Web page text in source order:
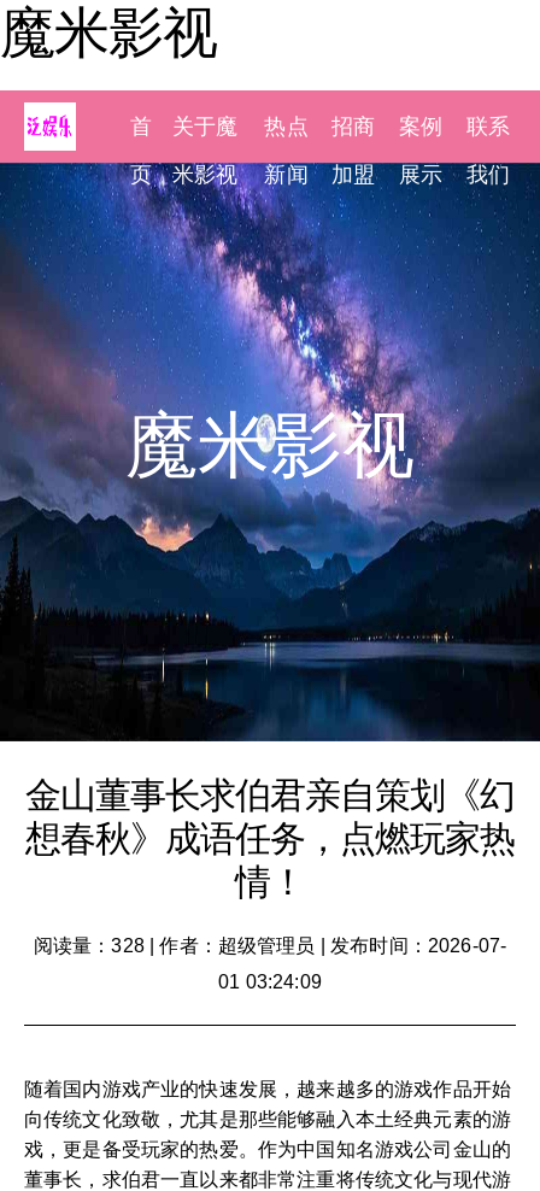
魔米影视
首
页
关于魔
米影视
热点
新闻
招商
加盟
案例
展示
联系
我们
魔米影视
金山董事长求伯君亲自策划《幻
想春秋》成语任务，点燃玩家热
情！
阅读量：328|作者：超级管理员
发布时间：2026-07-
01 03:24:09
随着国内游戏产业的快速发展，越来越多的游戏作品开始
向传统文化致敬，尤其是那些能够融入本土经典元素的游
戏，更是备受玩家的热爱。作为中国知名游戏公司金山的
董事长，求伯君一直以来都非常注重将传统文化与现代游